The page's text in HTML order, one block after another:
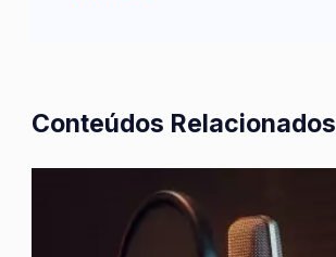
Conteúdos Relacionados